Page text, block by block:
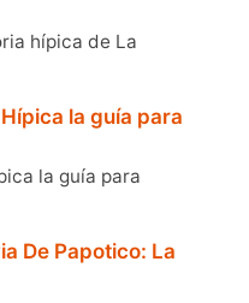
hípica de La
la guía para
la guía para
De Papotico: La